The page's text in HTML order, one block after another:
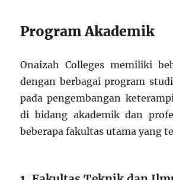
Program Akademik
Onaizah Colleges memiliki
dengan berbagai program
pada pengembangan
di bidang akademik dan
beberapa fakultas utama yang